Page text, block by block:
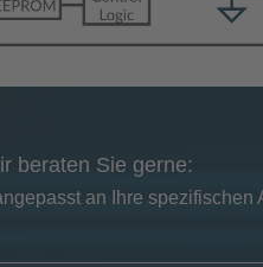
beraten Sie gerne:
an Ihre spezifischen